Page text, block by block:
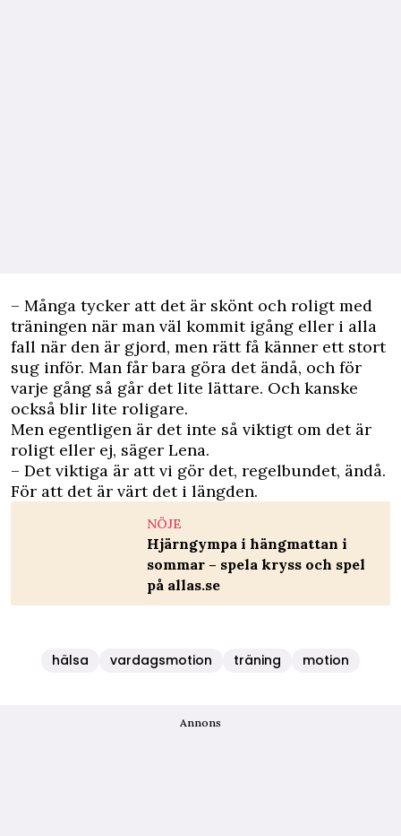
– Många tycker att det är skönt och roligt med
träningen när man väl kommit igång eller i alla
fall när den är gjord, men rätt få känner ett stort
sug inför. Man får bara göra det ändå, och för
varje gång så går det lite lättare. Och kanske
också blir lite roligare.
Men egentligen är det inte så viktigt om det är
roligt eller ej, säger Lena.
– Det viktiga är att vi gör det, regelbundet, ändå.
För att det är värt det i längden.
NÖJE
Hjärngympa i hängmattan i
sommar – spela kryss och spel
på allas.se
hälsa vardagsmotion träning motion
Annons